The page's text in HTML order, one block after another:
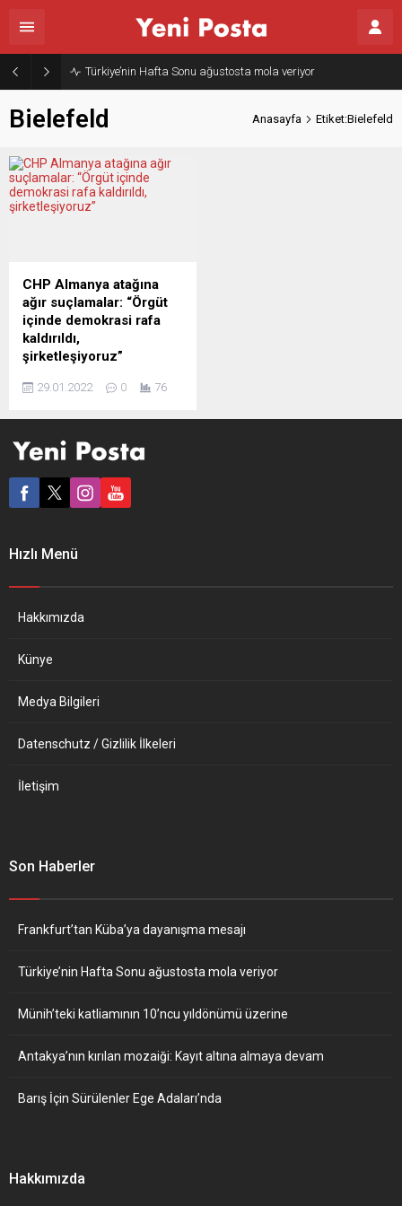
Türkiye’nin Hafta Sonu ağustosta mola veriyor
Bielefeld Anasayfa Etiket:Bielefeld
CHP Almanya atağına
ağır suçlamalar: “Örgüt
içinde demokrasi rafa
kaldırıldı,
şirketleşiyoruz”
(CHP) Almanya’da “yeni
Yeni yapılanma sert
neden olurken, ilk kez bir
eyalet birliği sessizliğini
CHP Kuzey Ren-Vestfalya
yaparak, yeni örgütlenme
29.01.2022 0 76
Hızlı Menü
Hakkımızda
Künye
Medya Bilgileri
Datenschutz / Gizlilik İlkeleri
İletişim
Son Haberler
Frankfurt’tan Küba’ya dayanışma mesajı
Türkiye’nin Hafta Sonu ağustosta mola veriyor
Münih’teki katliamının 10’ncu yıldönümü üzerine
Antakya’nın kırılan mozaiği: Kayıt altına almaya devam
Barış İçin Sürülenler Ege Adaları’nda
Hakkımızda